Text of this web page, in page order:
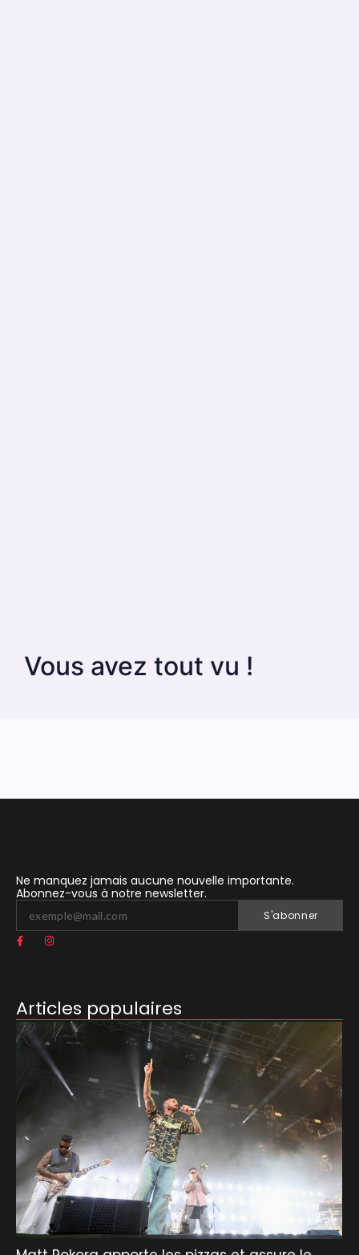
Vous avez tout vu !
Ne manquez jamais aucune nouvelle importante.
Abonnez-vous à notre newsletter.
S'abonner
Articles populaires